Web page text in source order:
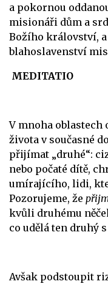
a pokornou
misionáři dům a
Božího království,
blahoslavenství
MEDITATIO
V mnoha oblastech
života v současné
přijímat „druhé“:
nebo počaté dítě,
umírajícího, lidi,
Pozorujeme, že
kvůli druhému
co udělá ten druhý
Avšak podstoupit